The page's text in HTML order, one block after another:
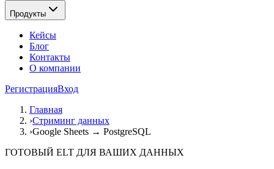
Продукты
Кейсы
Блог
Контакты
О компании
РегистрацияВход
Главная
›Стриминг данных
›Google Sheets → PostgreSQL
ГОТОВЫЙ ELT ДЛЯ ВАШИХ ДАННЫХ